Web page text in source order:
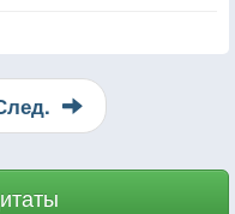
«,